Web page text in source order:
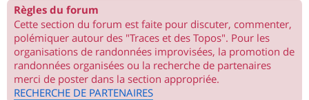
Règles du forum
Cette section du forum est faite pour discuter, commenter,
polémiquer autour des "Traces et des Topos". Pour les
organisations de randonnées improvisées, la promotion de
randonnées organisées ou la recherche de partenaires
merci de poster dans la section appropriée.
RECHERCHE DE PARTENAIRES